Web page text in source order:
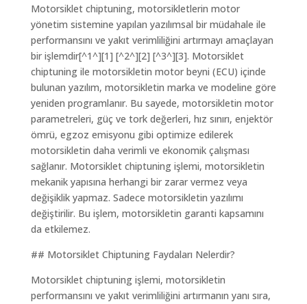
Motorsiklet chiptuning, motorsikletlerin motor
yönetim sistemine yapılan yazılımsal bir müdahale ile
performansını ve yakıt verimliliğini artırmayı amaçlayan
bir işlemdir[^1^][1] [^2^][2] [^3^][3]. Motorsiklet
chiptuning ile motorsikletin motor beyni (ECU) içinde
bulunan yazılım, motorsikletin marka ve modeline göre
yeniden programlanır. Bu sayede, motorsikletin motor
parametreleri, güç ve tork değerleri, hız sınırı, enjektör
ömrü, egzoz emisyonu gibi optimize edilerek
motorsikletin daha verimli ve ekonomik çalışması
sağlanır. Motorsiklet chiptuning işlemi, motorsikletin
mekanik yapısına herhangi bir zarar vermez veya
değişiklik yapmaz. Sadece motorsikletin yazılımı
değiştirilir. Bu işlem, motorsikletin garanti kapsamını
da etkilemez.
## Motorsiklet Chiptuning Faydaları Nelerdir?
Motorsiklet chiptuning işlemi, motorsikletin
performansını ve yakıt verimliliğini artırmanın yanı sıra,